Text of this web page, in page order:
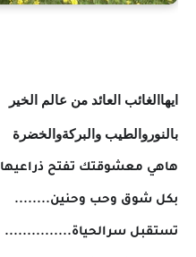
ايهاالغائب العائد من عالم الخير
بالنوروالطيب والبركةوالخضرة
هاهي معشوقتك تفتح ذراعيها
بكل شوق وحب وحنين........
تستقبل سرالحياة...............